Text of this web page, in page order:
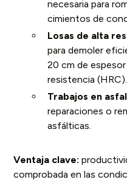
necesaria para
cimientos de
Losas de alta
para demoler
20 cm de
resistencia (HRC).
Trabajos en
reparaciones o
asfálticas.
Ventaja clave:
comprobada en las